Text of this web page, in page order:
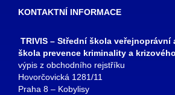
KONTAKTNÍ INFORMACE
TRIVIS – Střední škola veřejnoprávní
škola prevence kriminality a
výpis z obchodního rejstříku
Hovorčovická 1281/11
Praha 8 – Kobylisy